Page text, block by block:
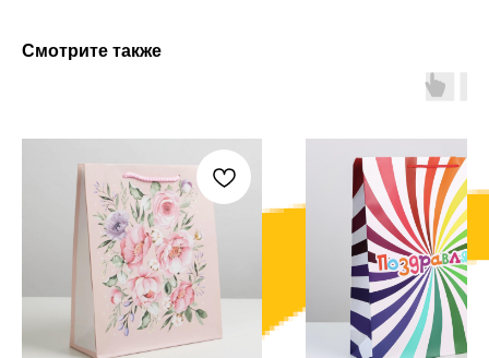
Смотрите также